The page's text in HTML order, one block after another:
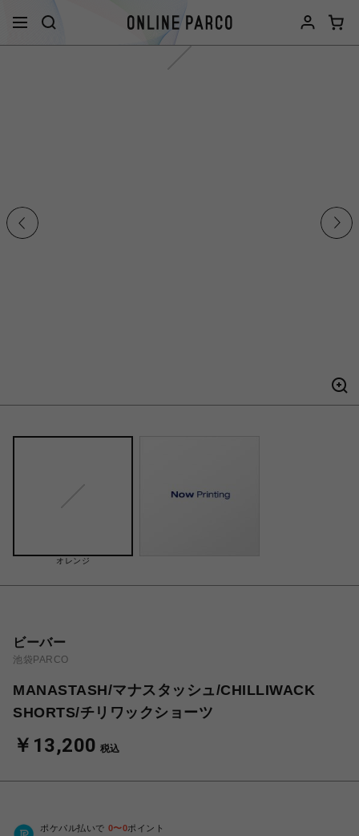
オレンジ
ビーバー
池袋PARCO
MANASTASH/マナスタッシュ/CHILLIWACK
SHORTS/チリワックショーツ
￥13,200 税込
ポケパル払いで 0〜0ポイント